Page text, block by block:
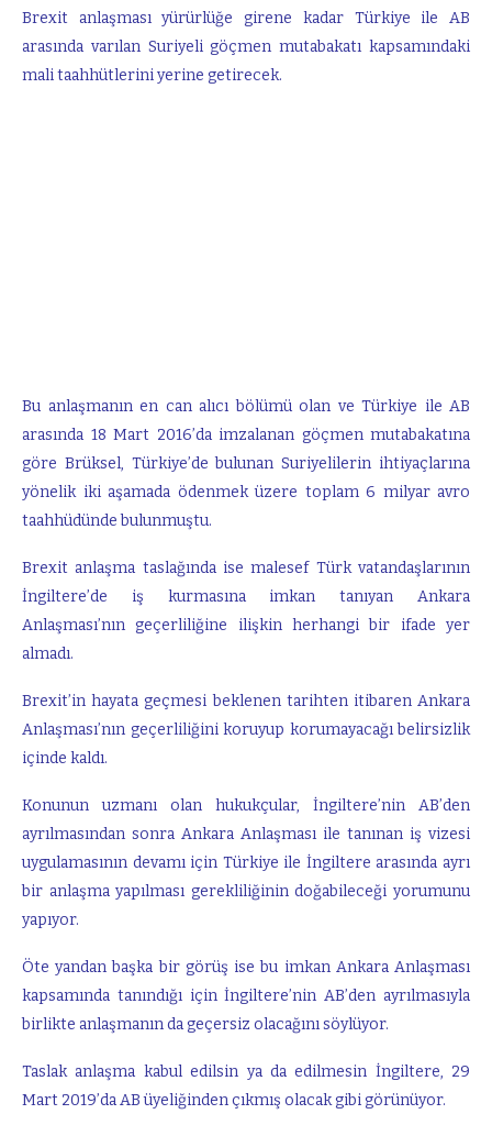
Brexit anlaşması yürürlüğe girene kadar Türkiye ile AB
arasında varılan Suriyeli göçmen mutabakatı kapsamındaki
mali taahhütlerini yerine getirecek.
Bu anlaşmanın en can alıcı bölümü olan ve Türkiye ile AB
arasında 18 Mart 2016’da imzalanan göçmen mutabakatına
göre Brüksel, Türkiye’de bulunan Suriyelilerin ihtiyaçlarına
yönelik iki aşamada ödenmek üzere toplam 6 milyar avro
taahhüdünde bulunmuştu.
Brexit anlaşma taslağında ise malesef Türk vatandaşlarının
İngiltere’de iş kurmasına imkan tanıyan Ankara
Anlaşması’nın geçerliliğine ilişkin herhangi bir ifade yer
almadı.
Brexit’in hayata geçmesi beklenen tarihten itibaren Ankara
Anlaşması’nın geçerliliğini koruyup korumayacağı belirsizlik
içinde kaldı.
Konunun uzmanı olan hukukçular, İngiltere’nin AB’den
ayrılmasından sonra Ankara Anlaşması ile tanınan iş vizesi
uygulamasının devamı için Türkiye ile İngiltere arasında ayrı
bir anlaşma yapılması gerekliliğinin doğabileceği yorumunu
yapıyor.
Öte yandan başka bir görüş ise bu imkan Ankara Anlaşması
kapsamında tanındığı için İngiltere’nin AB’den ayrılmasıyla
birlikte anlaşmanın da geçersiz olacağını söylüyor.
Taslak anlaşma kabul edilsin ya da edilmesin İngiltere, 29
Mart 2019’da AB üyeliğinden çıkmış olacak gibi görünüyor.